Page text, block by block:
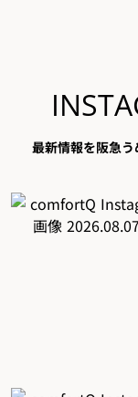
最新情報を阪急